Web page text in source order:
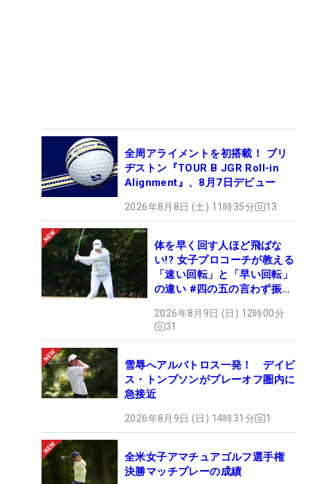
全周アライメントを初搭載！ ブリ
ヂストン『TOUR B JGR Roll-in
Alignment』、8月7日デビュー
2026年8月8日 (土) 11時35分 13
体を早く回す人ほど飛ばな
い!? 女子プロコーチが教える
「速い回転」と「早い回転」
の違い #四の五の言わず振り
2026年8月9日 (日) 12時00分
31
雪辱へアルバトロス一発！ デイビ
ス・トンプソンがプレーオフ圏内に
急接近
2026年8月9日 (日) 14時31分 1
全米女子アマチュアゴルフ選手権
決勝マッチプレーの成績